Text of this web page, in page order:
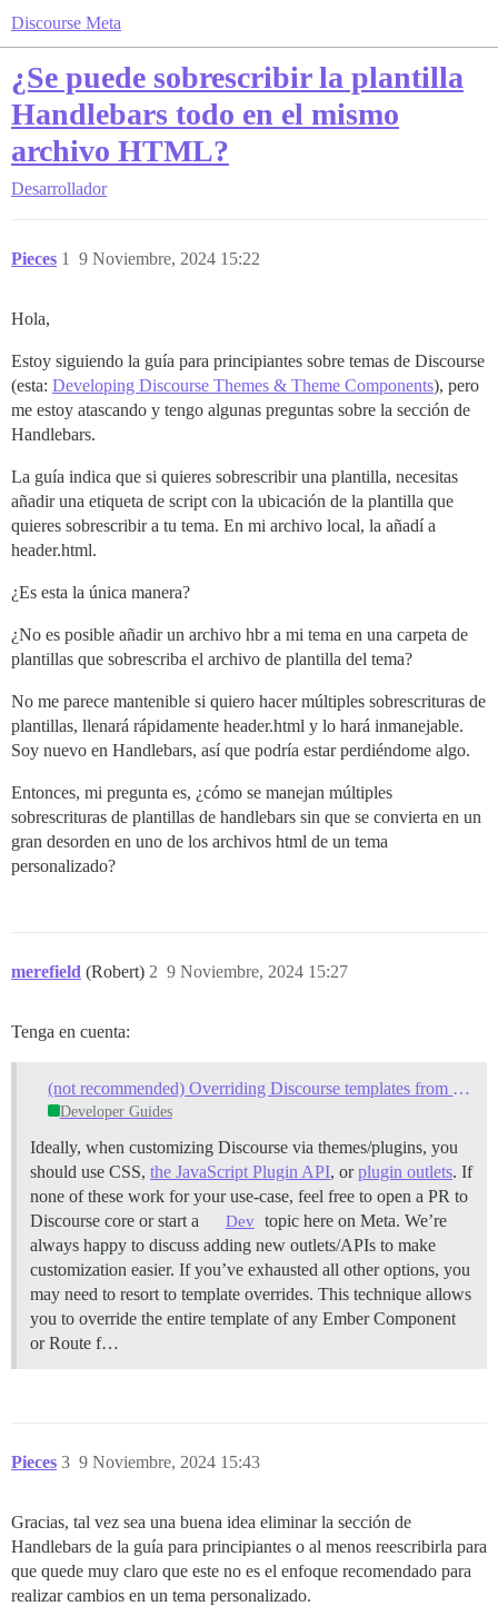
Discourse Meta
¿Se puede sobrescribir la plantilla
Handlebars todo en el mismo
archivo HTML?
Desarrollador
Pieces 9 Noviembre, 2024 15:22
1
Hola,
Estoy siguiendo la guía para principiantes sobre temas de Discourse
(esta: Developing Discourse Themes & Theme Components), pero
me estoy atascando y tengo algunas preguntas sobre la sección de
Handlebars.
La guía indica que si quieres sobrescribir una plantilla, necesitas
añadir una etiqueta de script con la ubicación de la plantilla que
quieres sobrescribir a tu tema. En mi archivo local, la añadí a
header.html.
¿Es esta la única manera?
¿No es posible añadir un archivo hbr a mi tema en una carpeta de
plantillas que sobrescriba el archivo de plantilla del tema?
No me parece mantenible si quiero hacer múltiples sobrescrituras de
plantillas, llenará rápidamente header.html y lo hará inmanejable.
Soy nuevo en Handlebars, así que podría estar perdiéndome algo.
Entonces, mi pregunta es, ¿cómo se manejan múltiples
sobrescrituras de plantillas de handlebars sin que se convierta en un
gran desorden en uno de los archivos html de un tema
personalizado?
merefield (Robert) 9 Noviembre, 2024 15:27
2
Tenga en cuenta:
(not recommended) Overriding Discourse templates from a Theme or Plugin
Developer Guides
Ideally, when customizing Discourse via themes/plugins, you
should use CSS, the JavaScript Plugin API, orplugin outlets. If
none of these work for your use-case, feel free to open a PR to
Discourse core or start a
Dev topic here on Meta. We’re
always happy to discuss adding new outlets/APIs to make
customization easier. If you’ve exhausted all other options, you
may need to resort to template overrides. This technique allows
you to override the entire template of any Ember Component
or Route f…
Pieces 9 Noviembre, 2024 15:43
3
Gracias, tal vez sea una buena idea eliminar la sección de
Handlebars de la guía para principiantes o al menos reescribirla para
que quede muy claro que este no es el enfoque recomendado para
realizar cambios en un tema personalizado.